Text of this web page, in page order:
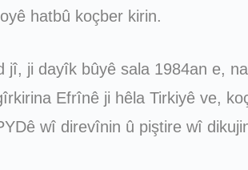
hatbû koçber kirin.
jî, ji dayîk bûyê sala 1984an e,
Efrînê ji hêla Tirkiyê ve,
wî direvînin û piştire wî